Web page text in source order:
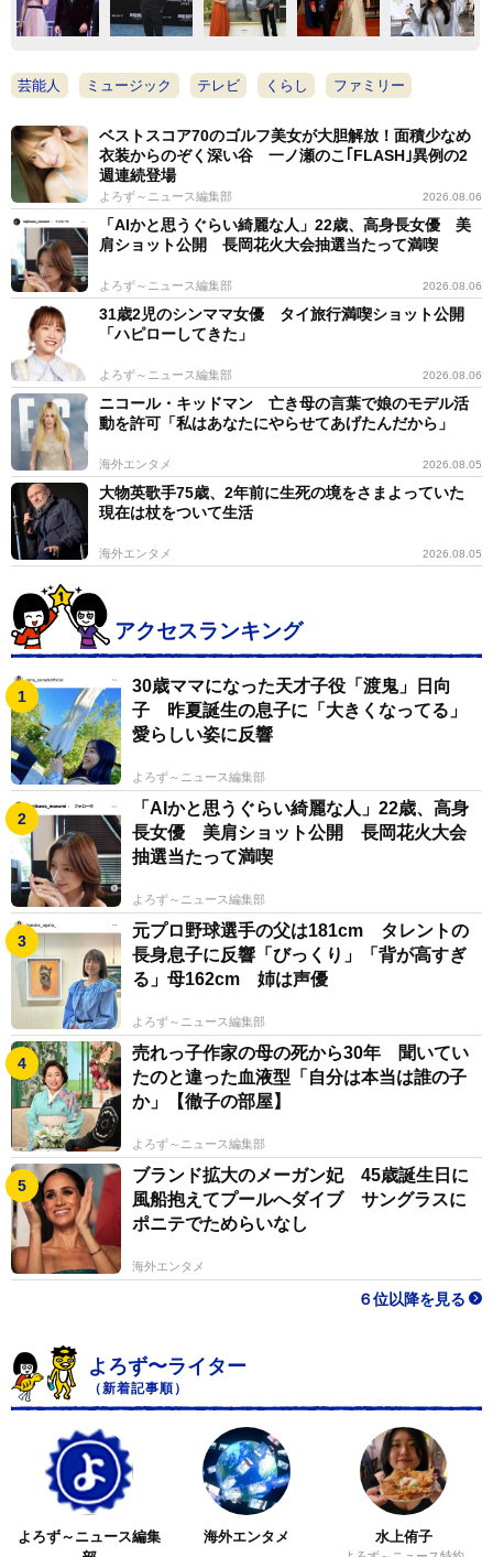
芸能人 ミュージック テレビ くらし ファミリー
ベストスコア70のゴルフ美女が大胆解放！面積少なめ
衣装からのぞく深い谷 一ノ瀬のこ｢FLASH｣異例の2
週連続登場
よろず～ニュース編集部 2026.08.06
「AIかと思うぐらい綺麗な人」22歳、高身長女優 美
肩ショット公開 長岡花火大会抽選当たって満喫
よろず～ニュース編集部 2026.08.06
31歳2児のシンママ女優 タイ旅行満喫ショット公開
「ハピローしてきた」
よろず～ニュース編集部 2026.08.06
ニコール・キッドマン 亡き母の言葉で娘のモデル活
動を許可「私はあなたにやらせてあげたんだから」
海外エンタメ 2026.08.05
大物英歌手75歳、2年前に生死の境をさまよっていた
現在は杖をついて生活
海外エンタメ 2026.08.05
アクセスランキング
30歳ママになった天才子役「渡鬼」日向
子 昨夏誕生の息子に「大きくなってる」
愛らしい姿に反響
よろず～ニュース編集部
「AIかと思うぐらい綺麗な人」22歳、高身
長女優 美肩ショット公開 長岡花火大会
抽選当たって満喫
よろず～ニュース編集部
元プロ野球選手の父は181cm タレントの
長身息子に反響「びっくり」「背が高すぎ
る」母162cm 姉は声優
よろず～ニュース編集部
売れっ子作家の母の死から30年 聞いてい
たのと違った血液型「自分は本当は誰の子
か」【徹子の部屋】
よろず～ニュース編集部
ブランド拡大のメーガン妃 45歳誕生日に
風船抱えてプールへダイブ サングラスに
ポニテでためらいなし
海外エンタメ
６位以降を見る
よろず〜ライター
（新着記事順）
よろず～ニュース編集
海外エンタメ 水上侑子